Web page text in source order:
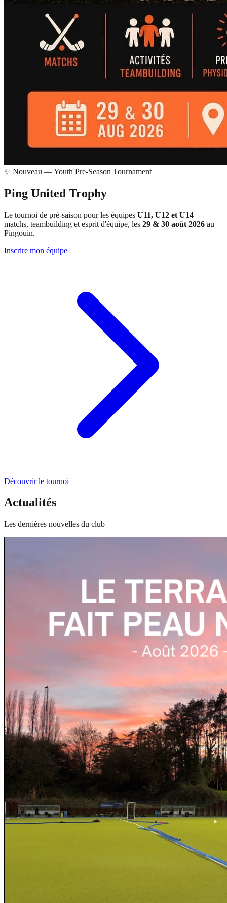
✨ Nouveau — Youth Pre-Season Tournament
Ping United Trophy
Le tournoi de pré-saison pour les équipes U11, U12 et U14 —
matchs, teambuilding et esprit d'équipe, les 29 & 30 août 2026 au
Pingouin.
Inscrire mon équipe
Découvrir le tournoi
Actualités
Les dernières nouvelles du club